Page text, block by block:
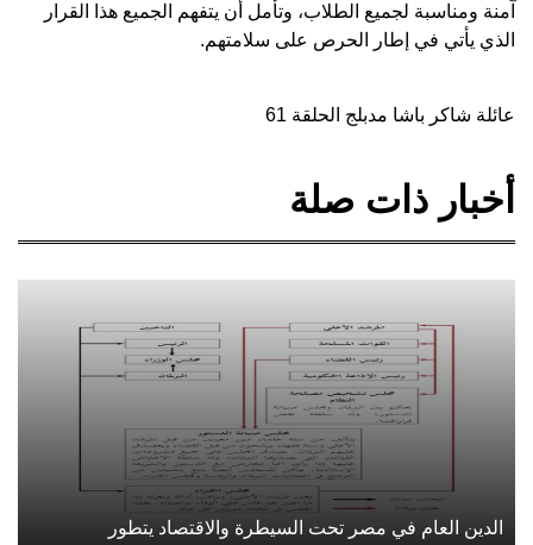
آمنة ومناسبة لجميع الطلاب، وتأمل أن يتفهم الجميع هذا القرار
الذي يأتي في إطار الحرص على سلامتهم.
عائلة شاكر باشا مدبلج الحلقة 61
أخبار ذات صلة
الدين العام في مصر تحت السيطرة والاقتصاد يتطور